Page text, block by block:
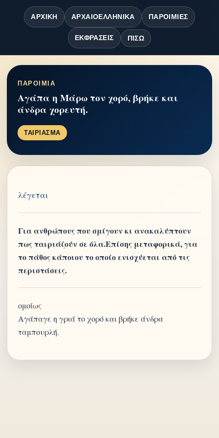
ΑΡΧΙΚΉ ΑΡΧΑΙΟΕΛΛΗΝΙΚΆ ΠΑΡΟΙΜΊΕΣ
ΕΚΦΡΆΣΕΙΣ ΠΊΣΩ
ΠΑΡΟΙΜΙΑ
Αγάπα η Μάρω τον χορό, βρήκε και
άνδρα χορευτή.
ΤΑΙΡΙΑΣΜΑ
λέγεται
Για ανθρώπους που σμίγουν κι ανακαλύπτουν
πως ταιριάζούν σε όλα.Επίσης μεταφορικά, για
το πάθος κάποιου το οποίο ενισχύεται από τις
περιστάσεις.
ομοίως
Αγάπαγε η γριά το χορό και βρήκε άνδρα
ταμπουρλή.